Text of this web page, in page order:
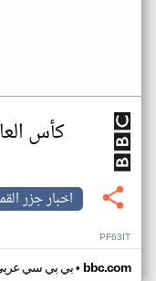
كأس العالم
اخبار جزر
PF63IT
بي بي سي• bbc.com